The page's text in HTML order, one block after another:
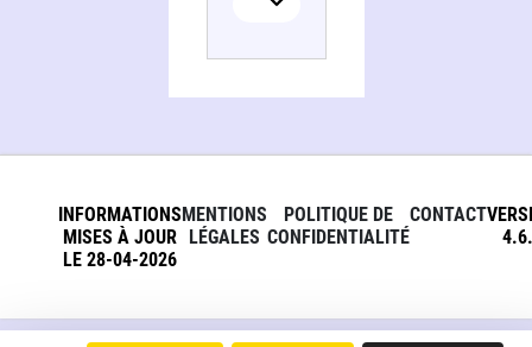
INFORMATIONS
MISES À JOUR
LE 28-04-2026
MENTIONS
LÉGALES
POLITIQUE DE
CONFIDENTIALITÉ
CONTACT